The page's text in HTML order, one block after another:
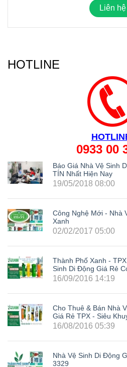
Liên hệ
HOTLINE
0933 00
Báo Giá Nhà Vệ Sinh
TÍN Nhất Hiện Nay
19/05/2018 08:00
Công Nghệ Mới - Nhà
Xanh
02/02/2017 05:00
Thành Phố Xanh -
Sinh Di Động Giá Rẻ
Trong Cả Nước: Hà
- Vũng Tàu, Tây Ninh,
16/09/2016 14:19
Cho Thuê & Bán Nhà
Giá Rẻ TPX - Siêu
LH0933003329
16/08/2016 05:39
Nhà Vệ Sinh Di Động
3329